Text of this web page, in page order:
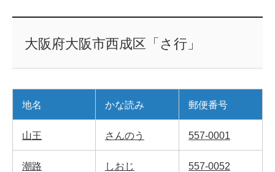
大阪府大阪市西成区「さ行」
地名 かな読み 郵便番号
山王 さんのう 557-0001
潮路 しおじ 557-0052